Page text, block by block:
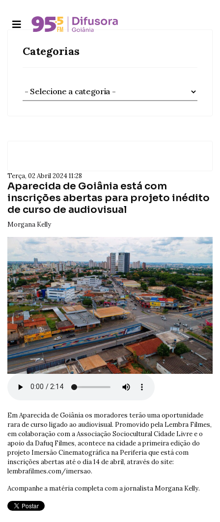
Categorias
Terça, 02 Abril 2024 11:28
Aparecida de Goiânia está com
inscrições abertas para projeto inédito
de curso de audiovisual
Morgana Kelly
Em Aparecida de Goiânia os moradores terão uma oportunidade
rara de curso ligado ao audiovisual. Promovido pela Lembra Filmes,
em colaboração com a Associação Sociocultural Cidade Livre e o
apoio da Dafuq Filmes, acontece na cidade a primeira edição do
projeto Imersão Cinematográfica na Periferia que está com
inscrições abertas até o dia 14 de abril, através do site:
lembrafilmes.com/imersao.
Acompanhe a matéria completa com a jornalista Morgana Kelly.